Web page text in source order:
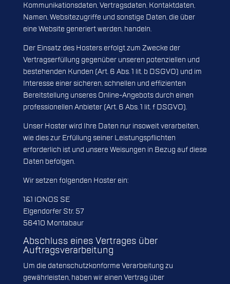
Kommunikationsdaten, Vertragsdaten, Kontaktdaten,
Namen, Websitezugriffe und sonstige Daten, die über
eine Website generiert werden, handeln.
Der Einsatz des Hosters erfolgt zum Zwecke der
Vertragserfüllung gegenüber unseren potenziellen und
bestehenden Kunden (Art. 6 Abs. 1 lit. b DSGVO) und im
Interesse einer sicheren, schnellen und effizienten
Bereitstellung unseres Online-Angebots durch einen
professionellen Anbieter (Art. 6 Abs. 1 lit. f DSGVO).
Unser Hoster wird Ihre Daten nur insoweit verarbeiten,
wie dies zur Erfüllung seiner Leistungspflichten
erforderlich ist und unsere Weisungen in Bezug auf diese
Daten befolgen.
Wir setzen folgenden Hoster ein:
1&1 IONOS SE
Elgendorfer Str. 57
56410 Montabaur
Abschluss eines Vertrages über
Auftragsverarbeitung
Um die datenschutzkonforme Verarbeitung zu
gewährleisten, haben wir einen Vertrag über